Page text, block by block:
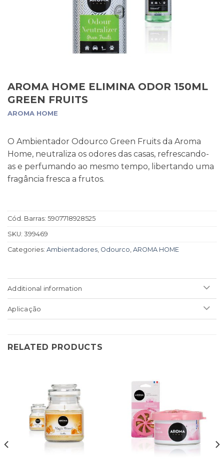
AROMA HOME ELIMINA ODOR 150ML
GREEN FRUITS
AROMA HOME
O Ambientador Odourco Green Fruits da Aroma
Home, neutraliza os odores das casas, refrescando-
as e perfumando ao mesmo tempo, libertando uma
fragância fresca a frutos.
Cód. Barras: 5907718928525
SKU: 399469
Categories: Ambientadores Odourco AROMA HOME
Additional information
Aplicação
RELATED PRODUCTS